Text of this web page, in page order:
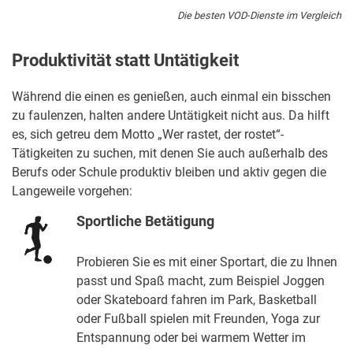
Die besten VOD-Dienste im Vergleich
Produktivität statt Untätigkeit
Während die einen es genießen, auch einmal ein bisschen
zu faulenzen, halten andere Untätigkeit nicht aus. Da hilft
es, sich getreu dem Motto „Wer rastet, der rostet“-
Tätigkeiten zu suchen, mit denen Sie auch außerhalb des
Berufs oder Schule produktiv bleiben und aktiv gegen die
Langeweile vorgehen:
Sportliche Betätigung
Probieren Sie es mit einer Sportart, die zu Ihnen
passt und Spaß macht, zum Beispiel Joggen
oder Skateboard fahren im Park, Basketball
oder Fußball spielen mit Freunden, Yoga zur
Entspannung oder bei warmem Wetter im